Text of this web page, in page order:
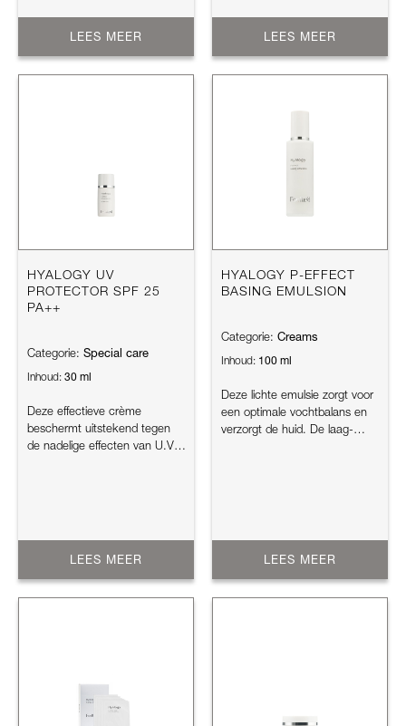
LEES MEER LEES MEER
HYALOGY UV
PROTECTOR SPF 25
PA++
Categorie: Special care
Inhoud: 30 ml
Deze effectieve crème
beschermt uitstekend tegen
de nadelige effecten van U.V.-
LEES MEER
HYALOGY P-EFFECT
BASING EMULSION
Categorie: Creams
Inhoud: 100 ml
Deze lichte emulsie zorgt voor
een optimale vochtbalans en
verzorgt de huid. De laag-
LEES MEER